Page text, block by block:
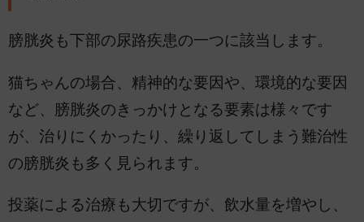
膀胱炎も下部の尿路疾患の一つに該当します。
猫ちゃんの場合、精神的な要因や、環境的な要因
など、膀胱炎のきっかけとなる要素は様々です
が、治りにくかったり、繰り返してしまう難治性
の膀胱炎も多く見られます。
投薬による治療も大切ですが、飲水量を増やし、